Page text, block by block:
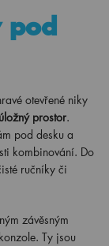
otevřené niky
prostor.
pod desku a
kombinování. Do
ručníky či
závěsným
Ty jsou